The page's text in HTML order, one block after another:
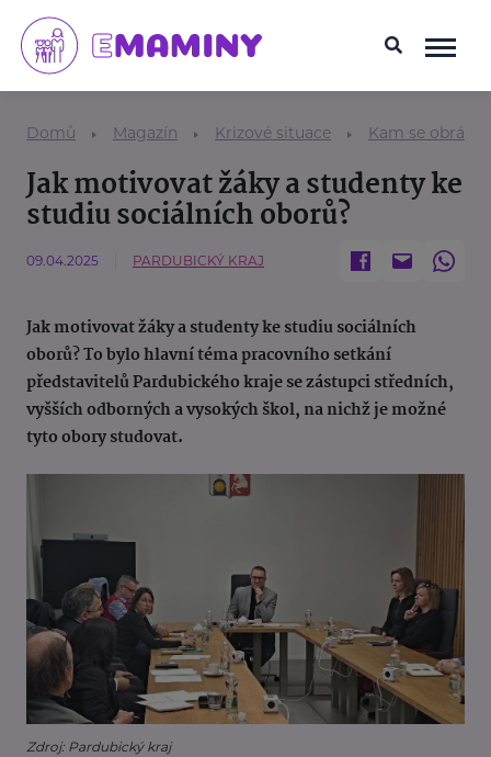
Domů Magazín Krizové situace Kam se obrátit
Jak motivovat žáky a studenty ke
studiu sociálních oborů?
09.04.2025 PARDUBICKÝ KRAJ
Jak motivovat žáky a studenty ke studiu sociálních
oborů? To bylo hlavní téma pracovního setkání
představitelů Pardubického kraje se zástupci středních,
vyšších odborných a vysokých škol, na nichž je možné
tyto obory studovat.
Zdroj: Pardubický kraj